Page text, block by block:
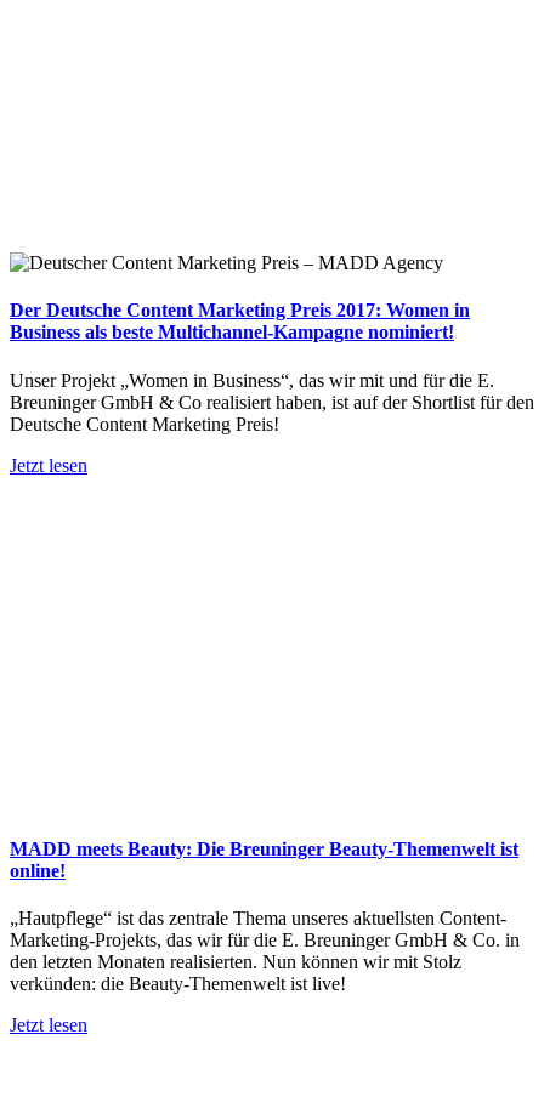
Der Deutsche Content Marketing Preis 2017: Women in
Business als beste Multichannel-Kampagne nominiert!
Unser Projekt „Women in Business“, das wir mit und für die E.
Breuninger GmbH & Co realisiert haben, ist auf der Shortlist für den
Deutsche Content Marketing Preis!
Jetzt lesen
MADD meets Beauty: Die Breuninger Beauty-Themenwelt ist
online!
„Hautpflege“ ist das zentrale Thema unseres aktuellsten Content-
Marketing-Projekts, das wir für die E. Breuninger GmbH & Co. in
den letzten Monaten realisierten. Nun können wir mit Stolz
verkünden: die Beauty-Themenwelt ist live!
Jetzt lesen